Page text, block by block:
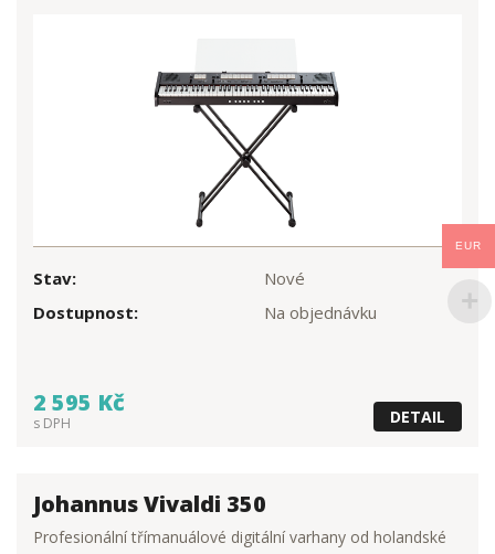
Stav:
Nové
Dostupnost:
Na objednávku
2 595 Kč
s DPH DETAIL
Johannus Vivaldi 350
Profesionální třímanuálové digitální varhany od holandské
EUR